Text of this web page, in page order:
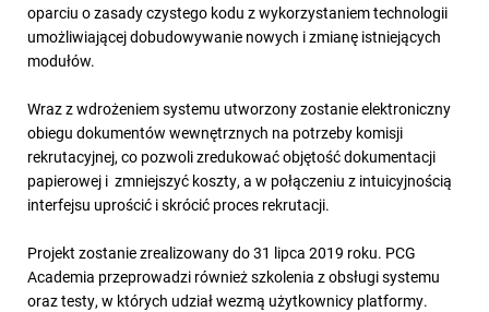
oparciu o zasady czystego kodu z wykorzystaniem technologii
umożliwiającej dobudowywanie nowych i zmianę istniejących
modułów.
Wraz z wdrożeniem systemu utworzony zostanie elektroniczny
obiegu dokumentów wewnętrznych na potrzeby komisji
rekrutacyjnej, co pozwoli zredukować objętość dokumentacji
papierowej i zmniejszyć koszty, a w połączeniu z intuicyjnością
interfejsu uprościć i skrócić proces rekrutacji.
Projekt zostanie zrealizowany do 31 lipca 2019 roku. PCG
Academia przeprowadzi również szkolenia z obsługi systemu
oraz testy, w których udział wezmą użytkownicy platformy.